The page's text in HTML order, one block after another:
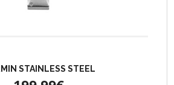
STAINLESS STEEL